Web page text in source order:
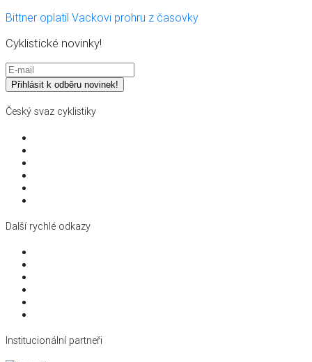
Bittner oplatil Vackovi prohru z časovky
Cyklistické novinky!
Český svaz cyklistiky
Další rychlé odkazy
Institucionální partneři